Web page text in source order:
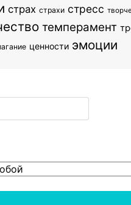
страх страхи стресс
темперамент
ценности эмоции